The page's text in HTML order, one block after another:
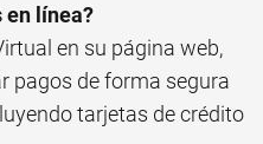
en línea?
en su página web,
pagos de forma segura
tarjetas de crédito